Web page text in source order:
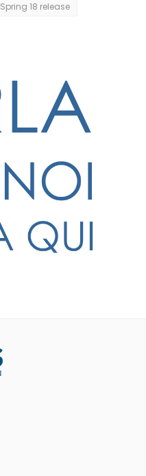
Spring 18 release